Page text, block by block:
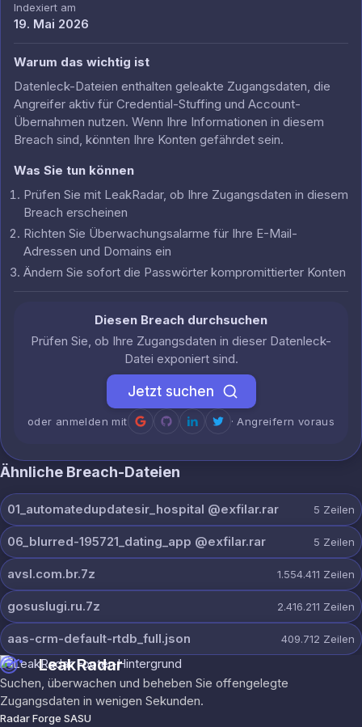
Indexiert am
19. Mai 2026
Warum das wichtig ist
Datenleck-Dateien enthalten geleakte Zugangsdaten, die
Angreifer aktiv für Credential-Stuffing und Account-
Übernahmen nutzen. Wenn Ihre Informationen in diesem
Breach sind, könnten Ihre Konten gefährdet sein.
Was Sie tun können
Prüfen Sie mit LeakRadar, ob Ihre Zugangsdaten in diesem
Breach erscheinen
Richten Sie Überwachungsalarme für Ihre E-Mail-
Adressen und Domains ein
Ändern Sie sofort die Passwörter kompromittierter Konten
Diesen Breach durchsuchen
Prüfen Sie, ob Ihre Zugangsdaten in dieser Datenleck-
Datei exponiert sind.
Jetzt suchen
oder anmelden mit · Angreifern voraus
Ähnliche Breach-Dateien
01_automatedupdatesir_hospital @exfilar.rar 5 Zeilen
06_blurred-195721_dating_app @exfilar.rar 5 Zeilen
avsl.com.br.7z 1.554.411 Zeilen
gosuslugi.ru.7z 2.416.211 Zeilen
aas-crm-default-rtdb_full.json 409.712 Zeilen
LeakRadar
Suchen, überwachen und beheben Sie offengelegte
Zugangsdaten in wenigen Sekunden.
Radar Forge SASU